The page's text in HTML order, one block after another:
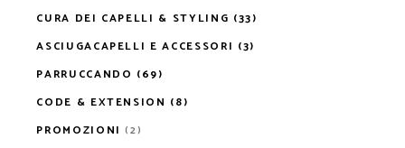
CURA DEI CAPELLI & STYLING (33)
ASCIUGACAPELLI E ACCESSORI (3)
PARRUCCANDO (69)
CODE & EXTENSION (8)
PROMOZIONI (2)